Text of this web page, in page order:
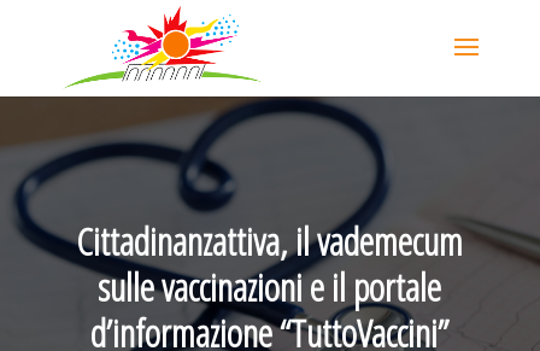
Cittadinanzattiva, il vademecum
sulle vaccinazioni e il portale
d’informazione “TuttoVaccini”